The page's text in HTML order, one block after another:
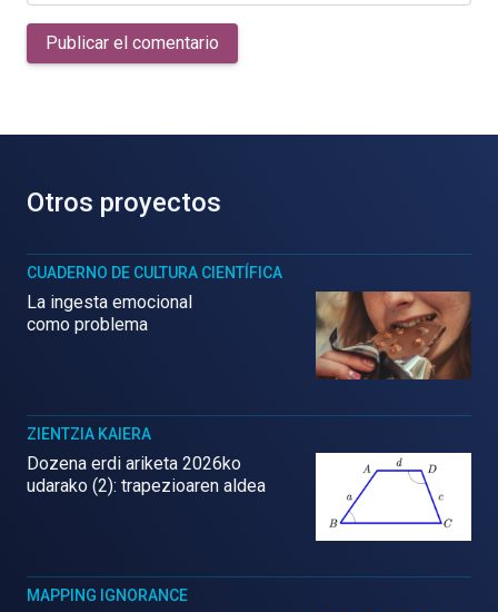
Publicar el comentario
Otros proyectos
CUADERNO DE CULTURA CIENTÍFICA
La ingesta emocional
como problema
ZIENTZIA KAIERA
Dozena erdi ariketa 2026ko
udarako (2): trapezioaren aldea
MAPPING IGNORANCE